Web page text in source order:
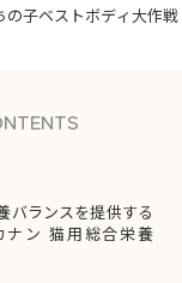
の子ベストボディ大作戦
バランスを提供する
ナン 猫用総合栄養